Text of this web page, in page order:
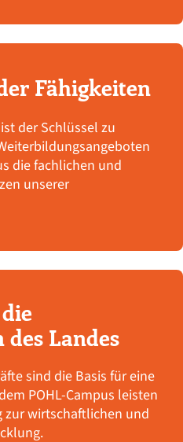
Fähigkeiten
der Schlüssel zu
die fachlichen und
unserer
Landes
sind die Basis für eine
POHL-Campus leisten
zur wirtschaftlichen und